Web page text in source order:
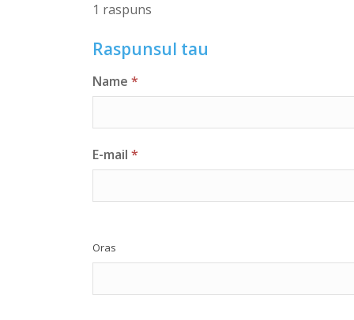
1 raspuns
Raspunsul tau
Name *
E-mail *
Oras